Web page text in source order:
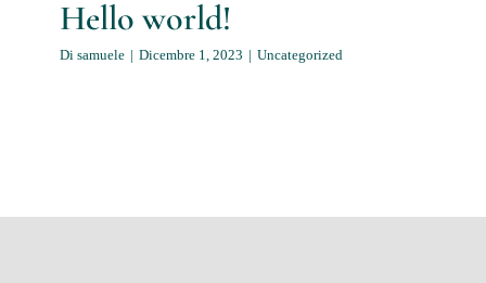
Hello world!
Di samuele | Dicembre 1, 2023 | Uncategorized